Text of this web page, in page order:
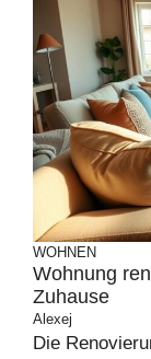
WOHNEN
Wohnung
Zuhause
Alexej
Die